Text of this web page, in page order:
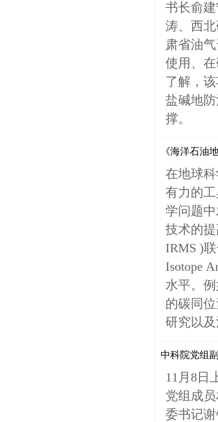
书长俞
涛、西
肃省油
使用、
了解，
盐碱地
撑。
《海洋石油
在地球
有力的
学问题
技术的提
IRMS )
Isotope
水平。
的碳同
研究以
中科院党组
11月8日
党组成
委书记